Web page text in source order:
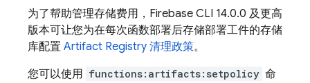
为了帮助管理存储费用， Firebase CLI 14.0.0 及更高
版本可让您为在每次函数部署后存储部署工件的存储
库配置 Artifact Registry 清理政策。
您可以使用 functions:artifacts:setpolicy 命